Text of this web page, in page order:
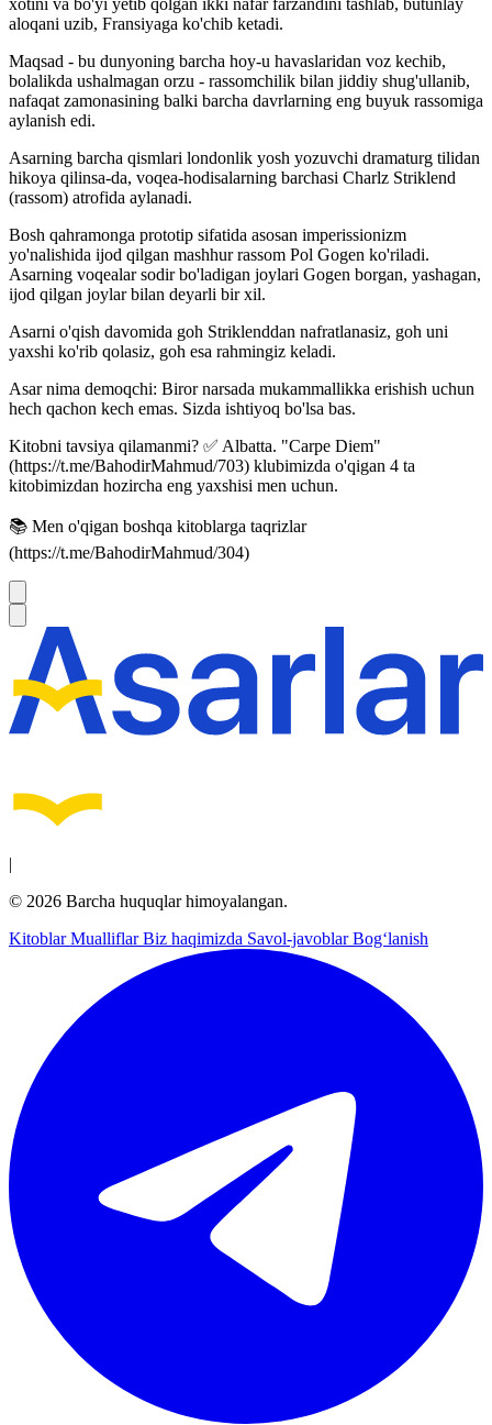
xotini va bo'yi yetib qolgan ikki nafar farzandini tashlab, butunlay
aloqani uzib, Fransiyaga ko'chib ketadi.
Maqsad - bu dunyoning barcha hoy-u havaslaridan voz kechib,
bolalikda ushalmagan orzu - rassomchilik bilan jiddiy shug'ullanib,
nafaqat zamonasining balki barcha davrlarning eng buyuk rassomiga
aylanish edi.
Asarning barcha qismlari londonlik yosh yozuvchi dramaturg tilidan
hikoya qilinsa-da, voqea-hodisalarning barchasi Charlz Striklend
(rassom) atrofida aylanadi.
Bosh qahramonga prototip sifatida asosan imperissionizm
yo'nalishida ijod qilgan mashhur rassom Pol Gogen ko'riladi.
Asarning voqealar sodir bo'ladigan joylari Gogen borgan, yashagan,
ijod qilgan joylar bilan deyarli bir xil.
Asarni o'qish davomida goh Striklenddan nafratlanasiz, goh uni
yaxshi ko'rib qolasiz, goh esa rahmingiz keladi.
Asar nima demoqchi: Biror narsada mukammallikka erishish uchun
hech qachon kech emas. Sizda ishtiyoq bo'lsa bas.
Kitobni tavsiya qilamanmi? ✅ Albatta. "Carpe Diem"
(https://t.me/BahodirMahmud/703) klubimizda o'qigan 4 ta
kitobimizdan hozircha eng yaxshisi men uchun.
📚 Men o'qigan boshqa kitoblarga taqrizlar
(https://t.me/BahodirMahmud/304)
|
© 2026 Barcha huquqlar himoyalangan.
KitoblarMualliflarBiz haqimizda Savol-javoblarBog‘lanish